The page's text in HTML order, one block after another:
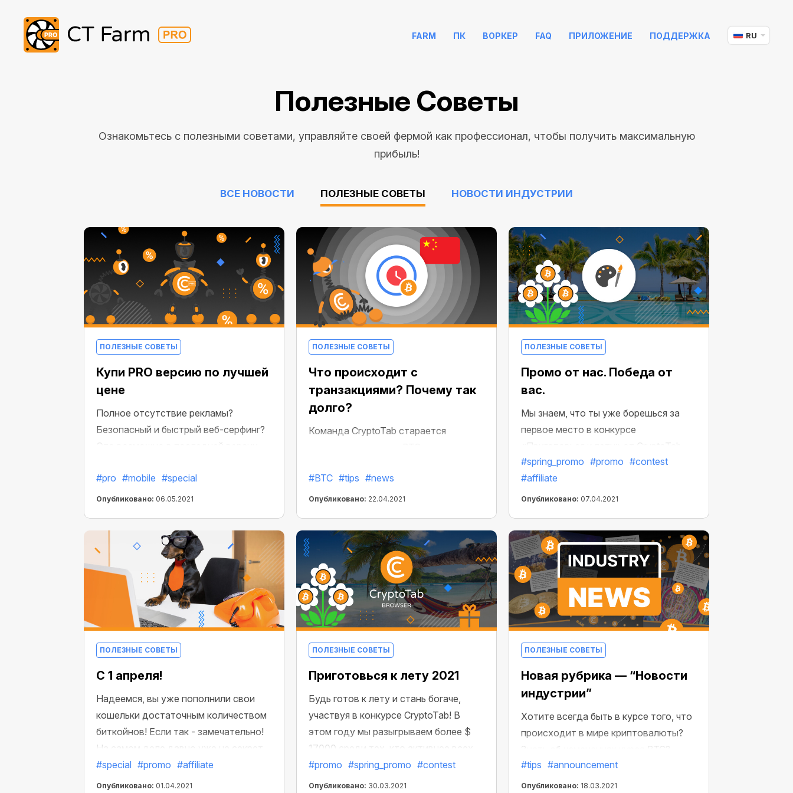
FARM ПК ВОРКЕР FAQ ПРИЛОЖЕНИЕ ПОДДЕРЖКА RU
Полезные Советы
Ознакомьтесь с полезными советами, управляйте своей фермой как профессионал, чтобы получить максимальную
прибыль!
ВСЕ НОВОСТИ ПОЛЕЗНЫЕ СОВЕТЫ НОВОСТИ ИНДУСТРИИ
ПОЛЕЗНЫЕ СОВЕТЫ
Купи PRO версию по лучшей
цене
Полное отсутствие рекламы?
Безопасный и быстрый веб-серфинг?
Это возможно в последней версии
рекламных роликах, постоянно
всплывающих окнах и надоедливых
рекламы CryptoTab решит эти
проблемы. Воспользуйтесь нашим
лучшим предложением: станьте
профи по рекордно низкой цене.
#pro #mobile #special
Опубликовано: 06.05.2021
ПОЛЕЗНЫЕ СОВЕТЫ
Что происходит с
транзакциями? Почему так
долго?
Команда CryptoTab старается
быстрыми для всех. Но в последние
несколько дней, долгое зачисление -
зависит. Мы уже обсуждали
некоторые причины таких задержек,
но на этот раз проблема пришла,
откуда совсем не ждали: из Китая.
#BTC #tips #news
Опубликовано: 22.04.2021
ПОЛЕЗНЫЕ СОВЕТЫ
Промо от нас. Победа от
вас.
Мы знаем, что ты уже борешься за
первое место в конкурсе
«Приготовься к лету» от CryptoTab.
Ещё бы, ведь в этом году CryptoTab
увеличил число случайных
победителей
#spring_promo #promo #contest
#affiliate
Опубликовано: 07.04.2021
ПОЛЕЗНЫЕ СОВЕТЫ
С 1 апреля!
Надеемся, вы уже пополнили свои
кошельки достаточным количеством
биткойнов! Если так - замечательно!
На самом деле давно уже не секрет,
что сейчас далеко не каждый человек
в мире может позволить себе
#special #promo #affiliate
Опубликовано: 01.04.2021
ПОЛЕЗНЫЕ СОВЕТЫ
Приготовься к лету 2021
Будь готов к лету и стань богаче,
участвуя в конкурсе CryptoTab! В
этом году мы разыгрываем более $
17000 среди тех, кто активнее всех
приглашает новых пользователей.
Пригласи как можно больше людей,
#promo #spring_promo #contest
Опубликовано: 30.03.2021
ПОЛЕЗНЫЕ СОВЕТЫ
Новая рубрика — “Новости
индустрии”
Хотите всегда быть в курсе того, что
происходит в мире криптовалюты?
Знать об изменениях курса BTC?
Разбираться в главных тенденциях и
иметь доступ к полезной
#tips #announcement
Опубликовано: 18.03.2021